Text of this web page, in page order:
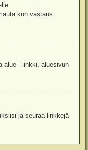
kun vastaus
alue” -linkki, aluesivun
ja seuraa linkkejä